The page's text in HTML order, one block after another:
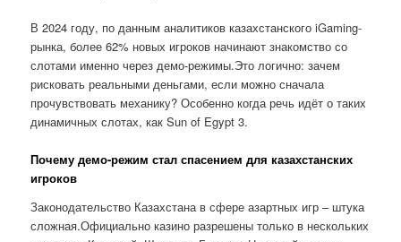
В 2024 году, по данным аналитиков казахстанского iGaming-
рынка, более 62% новых игроков начинают знакомство со
слотами именно через демо-режимы.Это логично: зачем
рисковать реальными деньгами, если можно сначала
прочувствовать механику? Особенно когда речь идёт о таких
динамичных слотах, как Sun of Egypt 3.
Почему демо-режим стал спасением для казахстанских
игроков
Законодательство Казахстана в сфере азартных игр – штука
сложная.Официально казино разрешены только в нескольких